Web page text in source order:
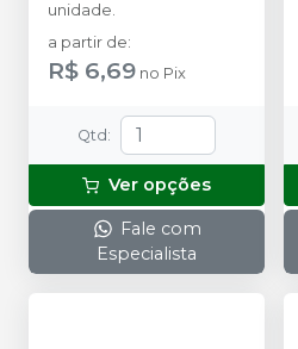
unidade.
a partir de:
R$ 6,69 no Pix
Qtd :
Ver opções
Fale com
Especialista